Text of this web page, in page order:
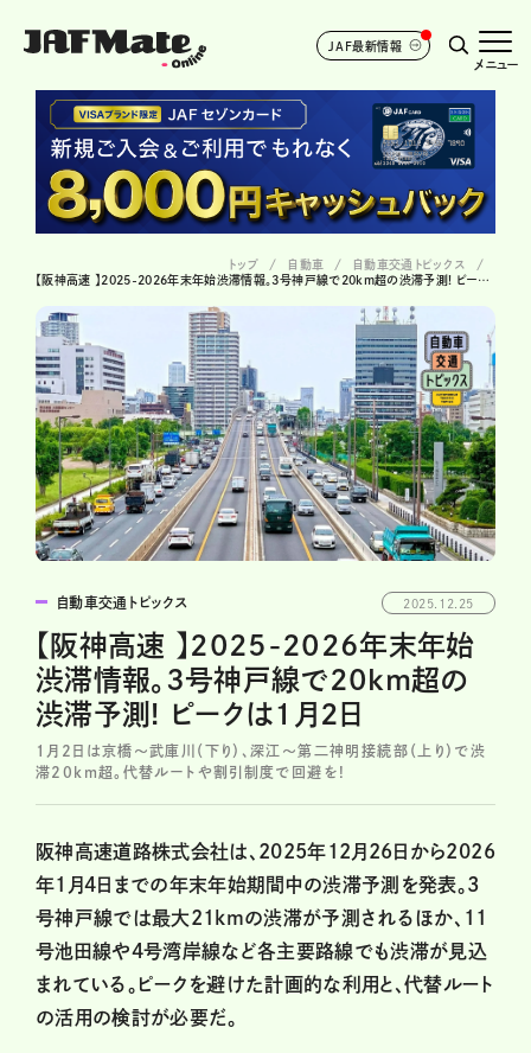
JAF最新情報
メニュー
トップ 自動車
自動車交通トピックス
【阪神高速 】2025-2026年末年始渋滞情報。3号神戸線で20km超の渋滞予測! ピークは1月2日
自動車交通トピックス 2025.12.25
【阪神高速 】2025-2026年末年始
渋滞情報。3号神戸線で20km超の
渋滞予測! ピークは1月2日
1月2日は京橋〜武庫川（下り）、深江〜第二神明接続部（上り）で渋
滞20km超。代替ルートや割引制度で回避を!
阪神高速道路株式会社は、2025年12月26日から2026
年1月4日までの年末年始期間中の渋滞予測を発表。3
号神戸線では最大21kmの渋滞が予測されるほか、11
号池田線や4号湾岸線など各主要路線でも渋滞が見込
まれている。ピークを避けた計画的な利用と、代替ルート
の活用の検討が必要だ。